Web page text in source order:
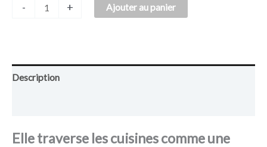
- + Ajouter au panier
Description
Elle traverse les cuisines comme une